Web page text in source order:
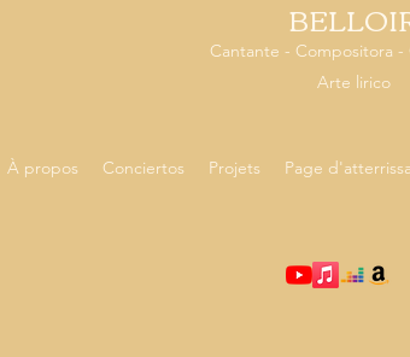
Cantante - Compositora -
Arte lirico
À propos Conciertos Projets Page